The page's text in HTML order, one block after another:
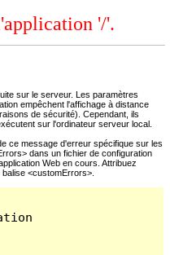
'/'.
sur le serveur. Les paramètres
empêchent l'affichage à distance
de sécurité). Cependant, ils
sur l'ordinateur serveur local.
ce message d'erreur spécifique sur les
dans un fichier de configuration
Web en cours. Attribuez
<customErrors>.